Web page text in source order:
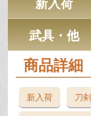
新入荷
武具・他
商品詳細
新入荷 刀剣